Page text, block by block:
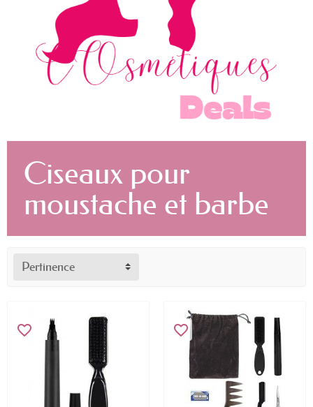
Ciseaux pour
moustache et barbe
Pertinence
favorite_border favorite_border